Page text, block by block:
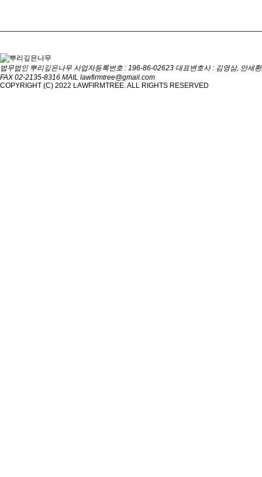
법무법인 뿌리깊은나무 사업자등록번호 : 196-86-02623 대표변호사 : 김영삼, 안세
FAX 02-2135-8316 MAIL lawfirmtree@gmail.com
COPYRIGHT (C) 2022 LAWFIRMTREE. ALL RIGHTS RESERVED